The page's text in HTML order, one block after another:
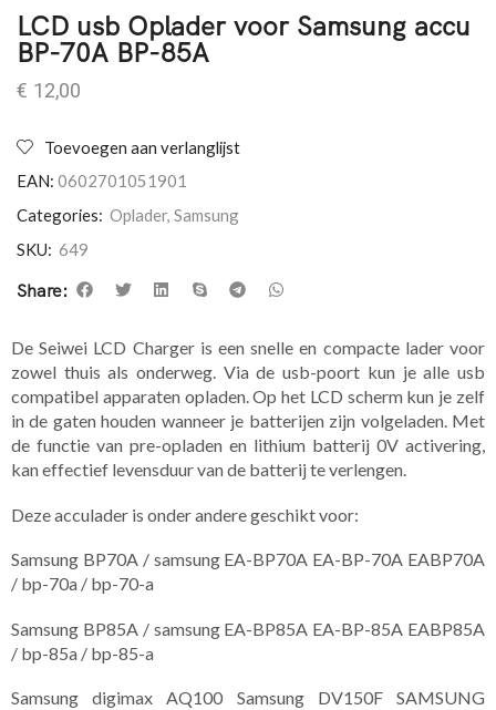
LCD usb Oplader voor Samsung accu
BP-70A BP-85A
€ 12,00
Toevoegen aan verlanglijst
EAN: 0602701051901
Categories: Oplader, Samsung
SKU: 649
Share:
De Seiwei LCD Charger is een snelle en compacte lader voor
zowel thuis als onderweg. Via de usb-poort kun je alle usb
compatibel apparaten opladen. Op het LCD scherm kun je zelf
in de gaten houden wanneer je batterijen zijn volgeladen. Met
de functie van pre-opladen en lithium batterij 0V activering,
kan effectief levensduur van de batterij te verlengen.
Deze acculader is onder andere geschikt voor:
Samsung BP70A / samsung EA-BP70A EA-BP-70A EABP70A
/ bp-70a / bp-70-a
Samsung BP85A / samsung EA-BP85A EA-BP-85A EABP85A
/ bp-85a / bp-85-a
Samsung digimax AQ100 Samsung DV150F SAMSUNG